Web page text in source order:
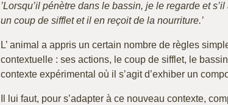
’Lorsqu’il pénètre dans le bassin, je le regarde et
un coup de sifflet et il en reçoit de la nourriture.’
L’ animal a appris un certain nombre de règles
contextuelle : ses actions, le coup de sifflet, le
contexte expérimental où il s’agit d’exhiber un
Il lui faut, pour s’adapter à ce nouveau contexte,